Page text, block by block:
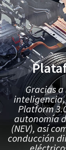
Gracias
Platform
autonomía
(NEV), así
conducción